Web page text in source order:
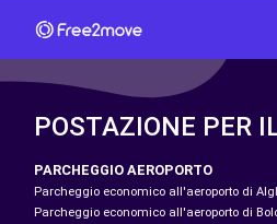
POSTAZIONE PER
PARCHEGGIO AEROPORTO
Parcheggio economico all'aeroporto di
Parcheggio economico all'aeroporto di